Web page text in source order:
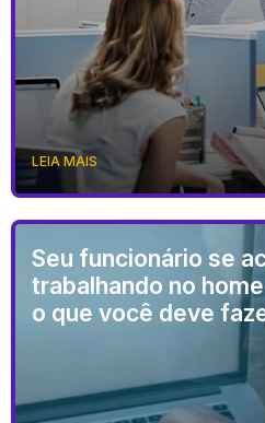
LEIA MAIS
Seu funcionário se
trabalhando no
o que você deve